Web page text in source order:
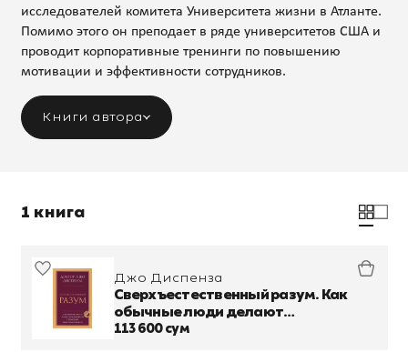
исследователей комитета Университета жизни в Атланте.
Помимо этого он преподает в ряде университетов США и
проводит корпоративные тренинги по повышению
мотивации и эффективности сотрудников.
Книги автора
1 книга
Джо Диспенза
Сверхъестественный разум. Как
обычные люди делают
невозможное с помощью силы
113 600 сум